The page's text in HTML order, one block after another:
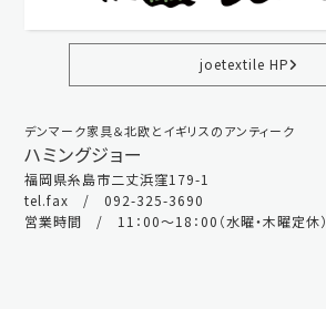
joetextile HP
デンマーク家具＆北欧とイギリスのアンティーク
ハミングジョー
福岡県糸島市二丈浜窪179-1
tel.fax / 092-325-3690
営業時間 / 11：00～18：00（水曜・木曜定休）